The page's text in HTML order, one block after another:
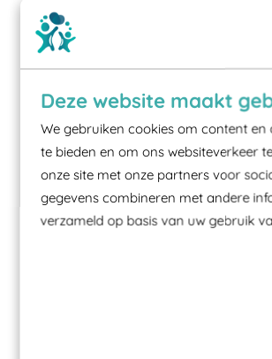
Deze website maakt
We gebruiken cookies om content
te bieden en om ons websiteverkeer
onze site met onze partners voor
gegevens combineren met andere
verzameld op basis van uw gebruik